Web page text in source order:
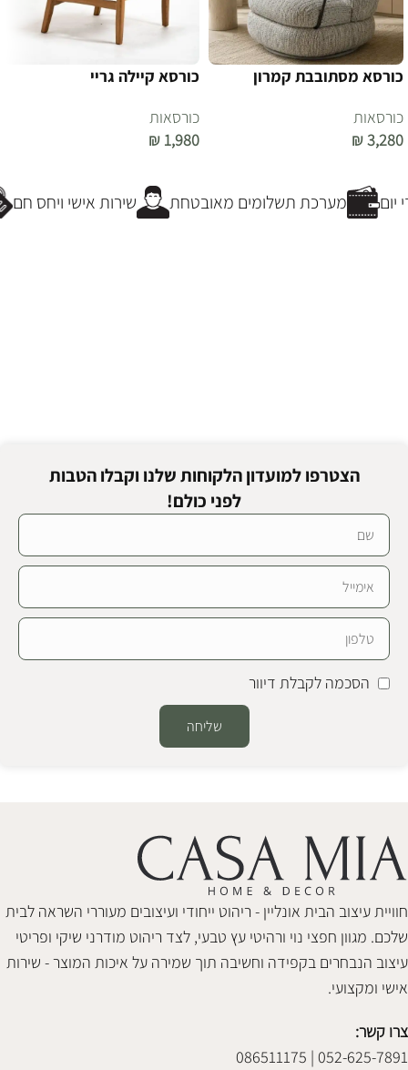
כורסא מסתובבת קמרון
כורסאות
₪3,280
כורסא קיילה גריי
כורסאות
₪ 1,980
שירות אישי ויחס חם מערכת תשלומים מאובטחת
הצטרפו למועדון הלקוחות שלנו וקבלו הטבות
לפני כולם!
הסכמה לקבלת דיוור
שליחה
חוויית עיצוב הבית אונליין - ריהוט ייחודי ועיצובים מעוררי השראה לבית
שלכם. מגוון חפצי נוי ורהיטי עץ טבעי, לצד ריהוט מודרני שיקי ופריטי
עיצוב הנבחרים בקפידה וחשיבה תוך שמירה על איכות המוצר - שירות
אישי ומקצועי.
צרו קשר:
052-625-7891 | 086511175